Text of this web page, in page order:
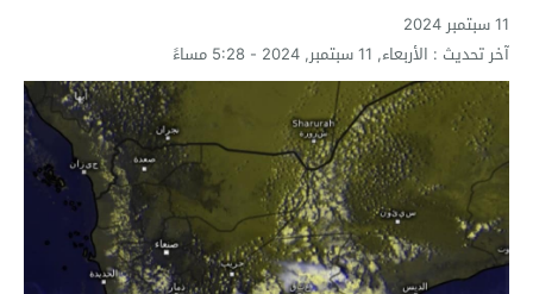
11 سبتمبر 2024
آخر تحديث : الأربعاء, 11 سبتمبر, 2024 - 5:28 مساءً